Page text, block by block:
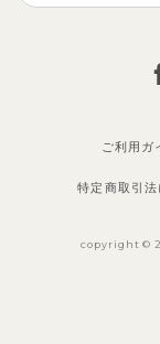
ご利用ガ
特定商取引
copyright ©